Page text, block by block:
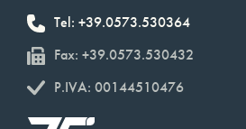
Tel: +39.0573.530364
Fax: +39.0573.530432
P.IVA: 00144510476